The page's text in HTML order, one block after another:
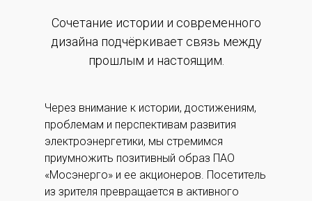
Через внимание к истории, достижениям,
проблемам и перспективам развития
электроэнергетики, мы стремимся
приумножить позитивный образ ПАО
«Мосэнерго» и ее акционеров. Посетитель
из зрителя превращается в активного
Сочетание истории и современного
дизайна подчёркивает связь между
прошлым и настоящим.